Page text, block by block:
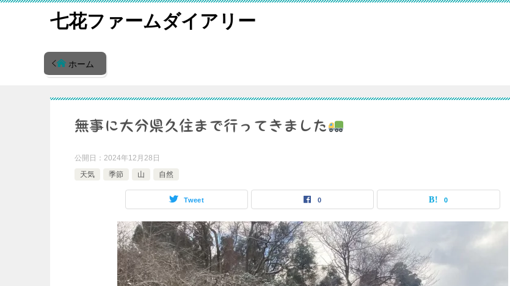
七花ファームダイアリー
ホーム
無事に大分県久住まで行ってきました
公開日： 2024年12月28日
天気
季節 山 自然
Tweet 0 0